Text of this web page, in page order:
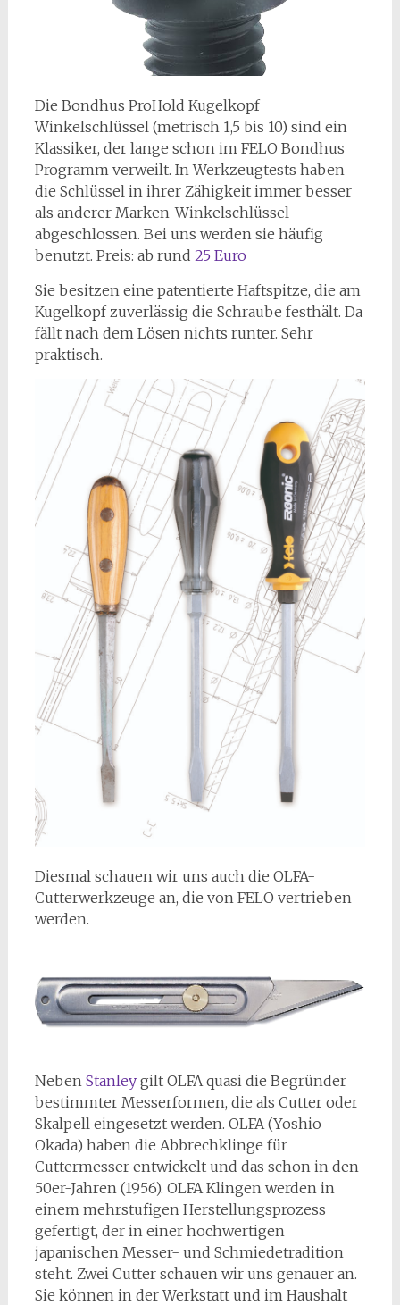
Die Bondhus ProHold Kugelkopf
Winkelschlüssel (metrisch 1,5 bis 10) sind ein
Klassiker, der lange schon im FELO Bondhus
Programm verweilt. In Werkzeugtests haben
die Schlüssel in ihrer Zähigkeit immer besser
als anderer Marken-Winkelschlüssel
abgeschlossen. Bei uns werden sie häufig
benutzt. Preis: ab rund 25 Euro
Sie besitzen eine patentierte Haftspitze, die am
Kugelkopf zuverlässig die Schraube festhält. Da
fällt nach dem Lösen nichts runter. Sehr
praktisch.
Diesmal schauen wir uns auch die OLFA-
Cutterwerkzeuge an, die von FELO vertrieben
werden.
Neben Stanleygilt OLFA quasi die Begründer
bestimmter Messerformen, die als Cutter oder
Skalpell eingesetzt werden. OLFA (Yoshio
Okada) haben die Abbrechklinge für
Cuttermesser entwickelt und das schon in den
50er-Jahren (1956). OLFA Klingen werden in
einem mehrstufigen Herstellungsprozess
gefertigt, der in einer hochwertigen
japanischen Messer- und Schmiedetradition
steht. Zwei Cutter schauen wir uns genauer an.
Sie können in der Werkstatt und im Haushalt